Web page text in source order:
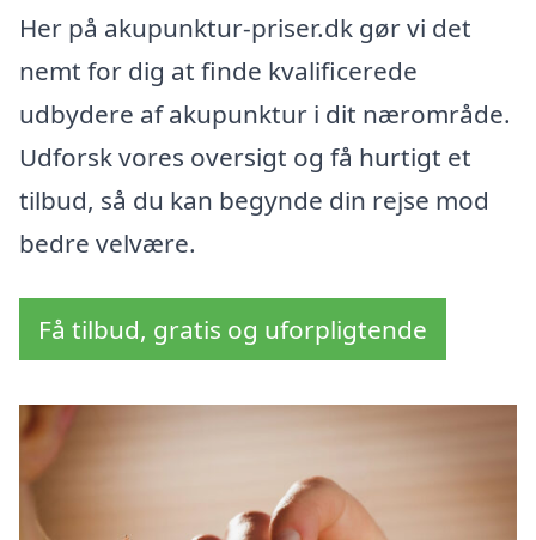
Her på akupunktur-priser.dk gør vi det
nemt for dig at finde kvalificerede
udbydere af akupunktur i dit nærområde.
Udforsk vores oversigt og få hurtigt et
tilbud, så du kan begynde din rejse mod
bedre velvære.
Få tilbud, gratis og uforpligtende